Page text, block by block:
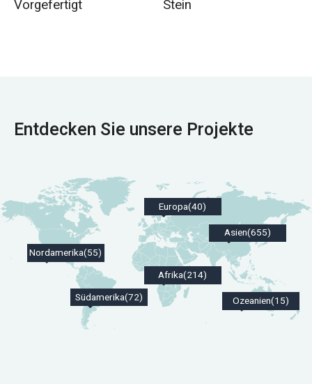
Vorgefertigt Stein
Entdecken Sie unsere Projekte
Nordamerika(55)
Ozeanien(15)
Afrika(214)
Südamerika(72)
Europa(40)
Asien(655)